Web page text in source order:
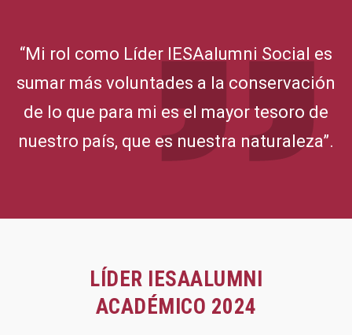
“Mi rol como Líder IESAalumni Social es
sumar más voluntades a la conservación
de lo que para mi es el mayor tesoro de
nuestro país, que es nuestra naturaleza”.
LÍDER IESAALUMNI
ACADÉMICO 2024